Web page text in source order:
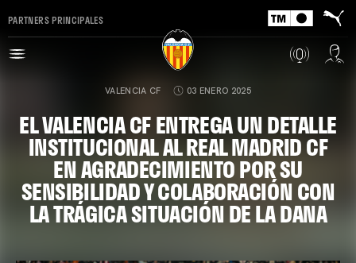
PARTNERS PRINCIPALES
VALENCIA CF 03 ENERO 2025
EL VALENCIA CF ENTREGA UN DETALLE
INSTITUCIONAL AL REAL MADRID CF
EN AGRADECIMIENTO POR SU
SENSIBILIDAD Y COLABORACIÓN CON
LA TRÁGICA SITUACIÓN DE LA DANA